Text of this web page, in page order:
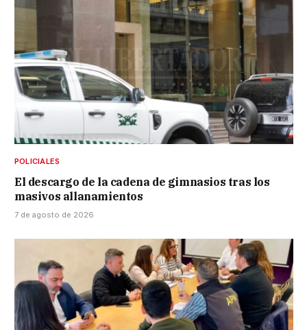
POLICIALES
El descargo de la cadena de gimnasios tras los
masivos allanamientos
7 de agosto de 2026